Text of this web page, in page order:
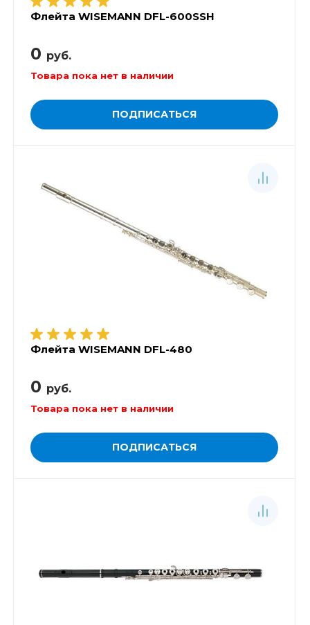
Флейта WISEMANN DFL-600SSH
0 руб.
Товара пока нет в наличии
ПОДПИСАТЬСЯ
Флейта WISEMANN DFL-480
0 руб.
Товара пока нет в наличии
ПОДПИСАТЬСЯ